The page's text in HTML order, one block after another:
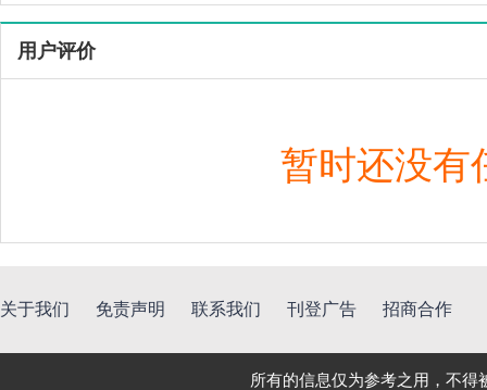
用户评价
暂时还没有
关于我们 免责声明 联系我们 刊登广告 招商合作
所有的信息仅为参考之用，不